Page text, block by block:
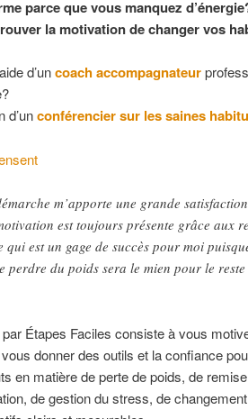
parce que vous manquez
la motivation de changer vos
d’uncoach accompagnateur
d’unconférencier sur les saines
m’apporte une grande
est toujours présente grâce aux
qui est un gage de succès pour moi
perdre du poids sera le mien pour le reste
Étapes Faciles consiste à vous
donner des outils et la confiance
en matière de perte de poids, de
de gestion du stress, de